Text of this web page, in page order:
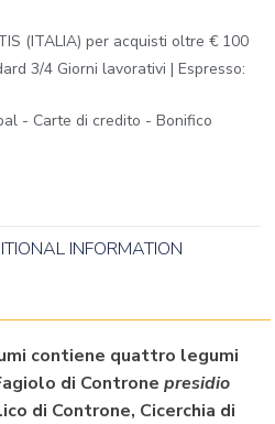
(ITALIA) per acquisti oltre € 100
3/4 Giorni lavorativi | Espresso:
- Carte di credito - Bonifico
INFORMATION
contiene quattro legumi
di Contronepresidio
di Controne, Cicerchia di